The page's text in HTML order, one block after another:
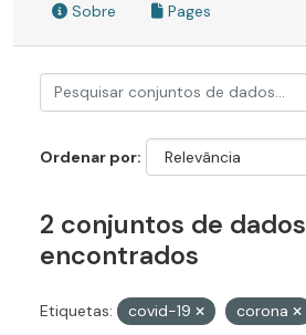
Sobre Pages
Ordenar por
2 conjuntos de dados
encontrados
Etiquetas: covid-19 corona